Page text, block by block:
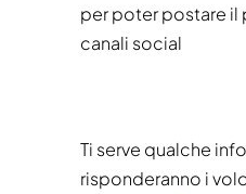
per poter postare il
canali social
Ti serve qualche
risponderanno i